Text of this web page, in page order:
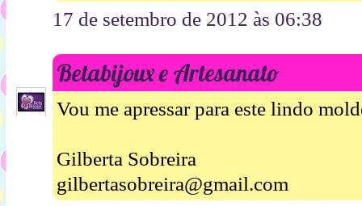
17 de setembro de 2012 às 06:38
Betabijoux e Artesanato
Vou me apressar para este lindo
Gilberta Sobreira
gilbertasobreira@gmail.com